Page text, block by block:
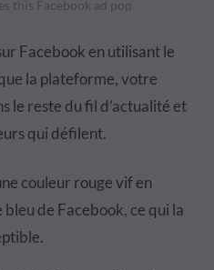
this Facebook ad pop
Facebook en utilisant le
la plateforme, votre
le reste du fil d’actualité et
qui défilent.
couleur rouge vif en
de Facebook, ce qui la